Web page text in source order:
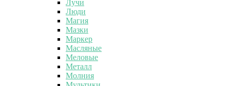
Лучи
Люди
Магия
Мазки
Маркер
Масляные
Меловые
Металл
Молния